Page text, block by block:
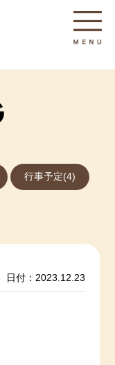
行事予定(4)
日付：2023.12.23